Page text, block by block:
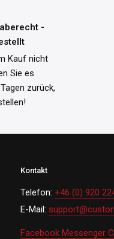
-
Kauf nicht
Sie es
zurück,
Kontakt
Telefon: +46 (0) 920
E-Mail:
Facebook Messenger